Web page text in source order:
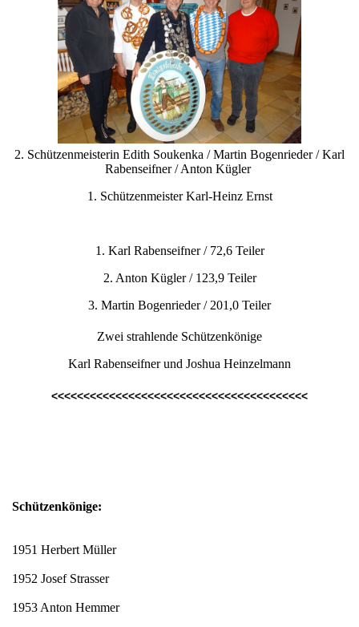
2. Schützenmeisterin Edith Soukenka / Martin Bogenrieder / Karl
Rabenseifner / Anton Kügler
1. Schützenmeister Karl-Heinz Ernst
1. Karl Rabenseifner / 72,6 Teiler
2. Anton Kügler / 123,9 Teiler
3. Martin Bogenrieder / 201,0 Teiler
Zwei strahlende Schützenkönige
Karl Rabenseifner und Joshua Heinzelmann
<<<<<<<<<<<<<<<<<<<<<<<<<<<<<<<<<<<<<<<<
Schützenkönige:
1951 Herbert Müller
1952 Josef Strasser
1953 Anton Hemmer